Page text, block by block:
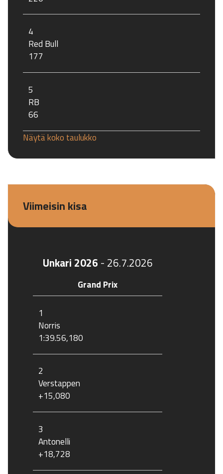
4
Red Bull
177
5
RB
66
Näytä koko taulukko
Viimeisin kisa
Unkari 2026 - 26.7.2026
Grand Prix
1
Norris
1:39.56,180
2
Verstappen
+15,080
3
Antonelli
+18,728